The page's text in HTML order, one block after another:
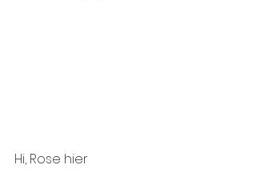
Hi, Rose hier